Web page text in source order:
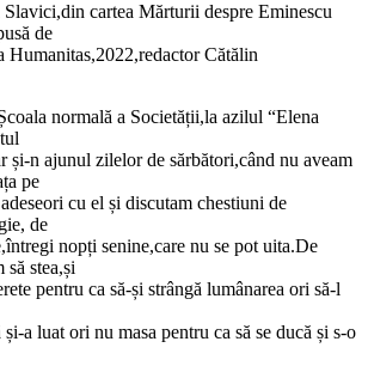
cartea Mărturii despre Eminescu
de
Humanitas,2022,redactor Cătălin
normală a Societății,la azilul “Elena
și-n ajunul zilelor de sărbători,când nu aveam
pe
cu el și discutam chestiuni de
de
nopți senine,care nu se pot uita.De
să stea,și
pentru ca să-și strângă lumânarea ori să-l
și-a luat ori nu masa pentru ca să se ducă și s-o